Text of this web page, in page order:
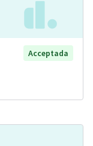
Acceptada